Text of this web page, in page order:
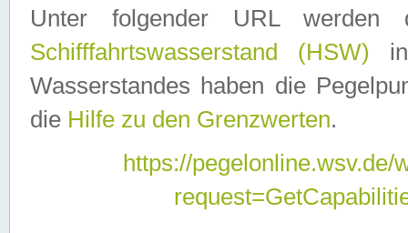
Unter folgender URL
Schifffahrtswasserstand (HSW)
Wasserstandes haben die
die Hilfe zu den Grenzwerten.
https://